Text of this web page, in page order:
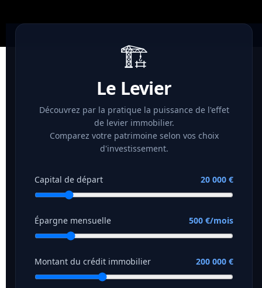
🏗️
Le Levier
Découvrez par la pratique la puissance de l'effet
de levier immobilier.
Comparez votre patrimoine selon vos choix
d'investissement.
Capital de départ 20 000 €
Épargne mensuelle 500 €/mois
Montant du crédit immobilier 200 000 €